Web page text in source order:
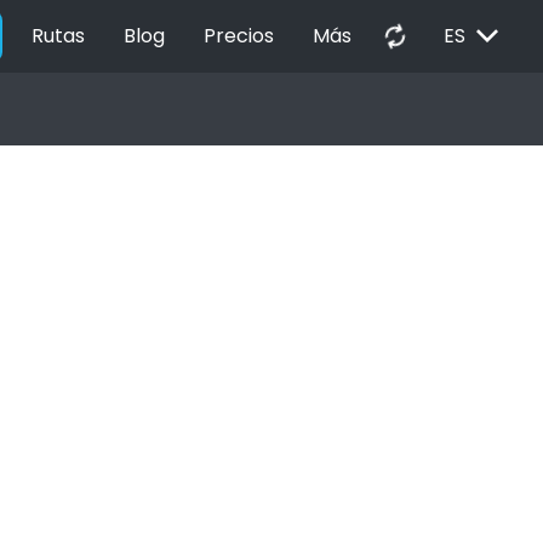
Rutas Blog Precios Más autorenew ES EXPAND_MORE